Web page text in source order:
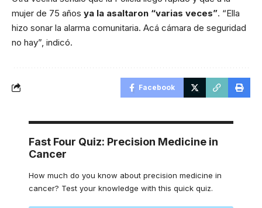
mujer de 75 años ya la asaltaron “varias veces”. “Ella
hizo sonar la alarma comunitaria. Acá cámara de seguridad
no hay”, indicó.
Facebook
Fast Four Quiz: Precision Medicine in
Cancer
How much do you know about precision medicine in
cancer? Test your knowledge with this quick quiz.